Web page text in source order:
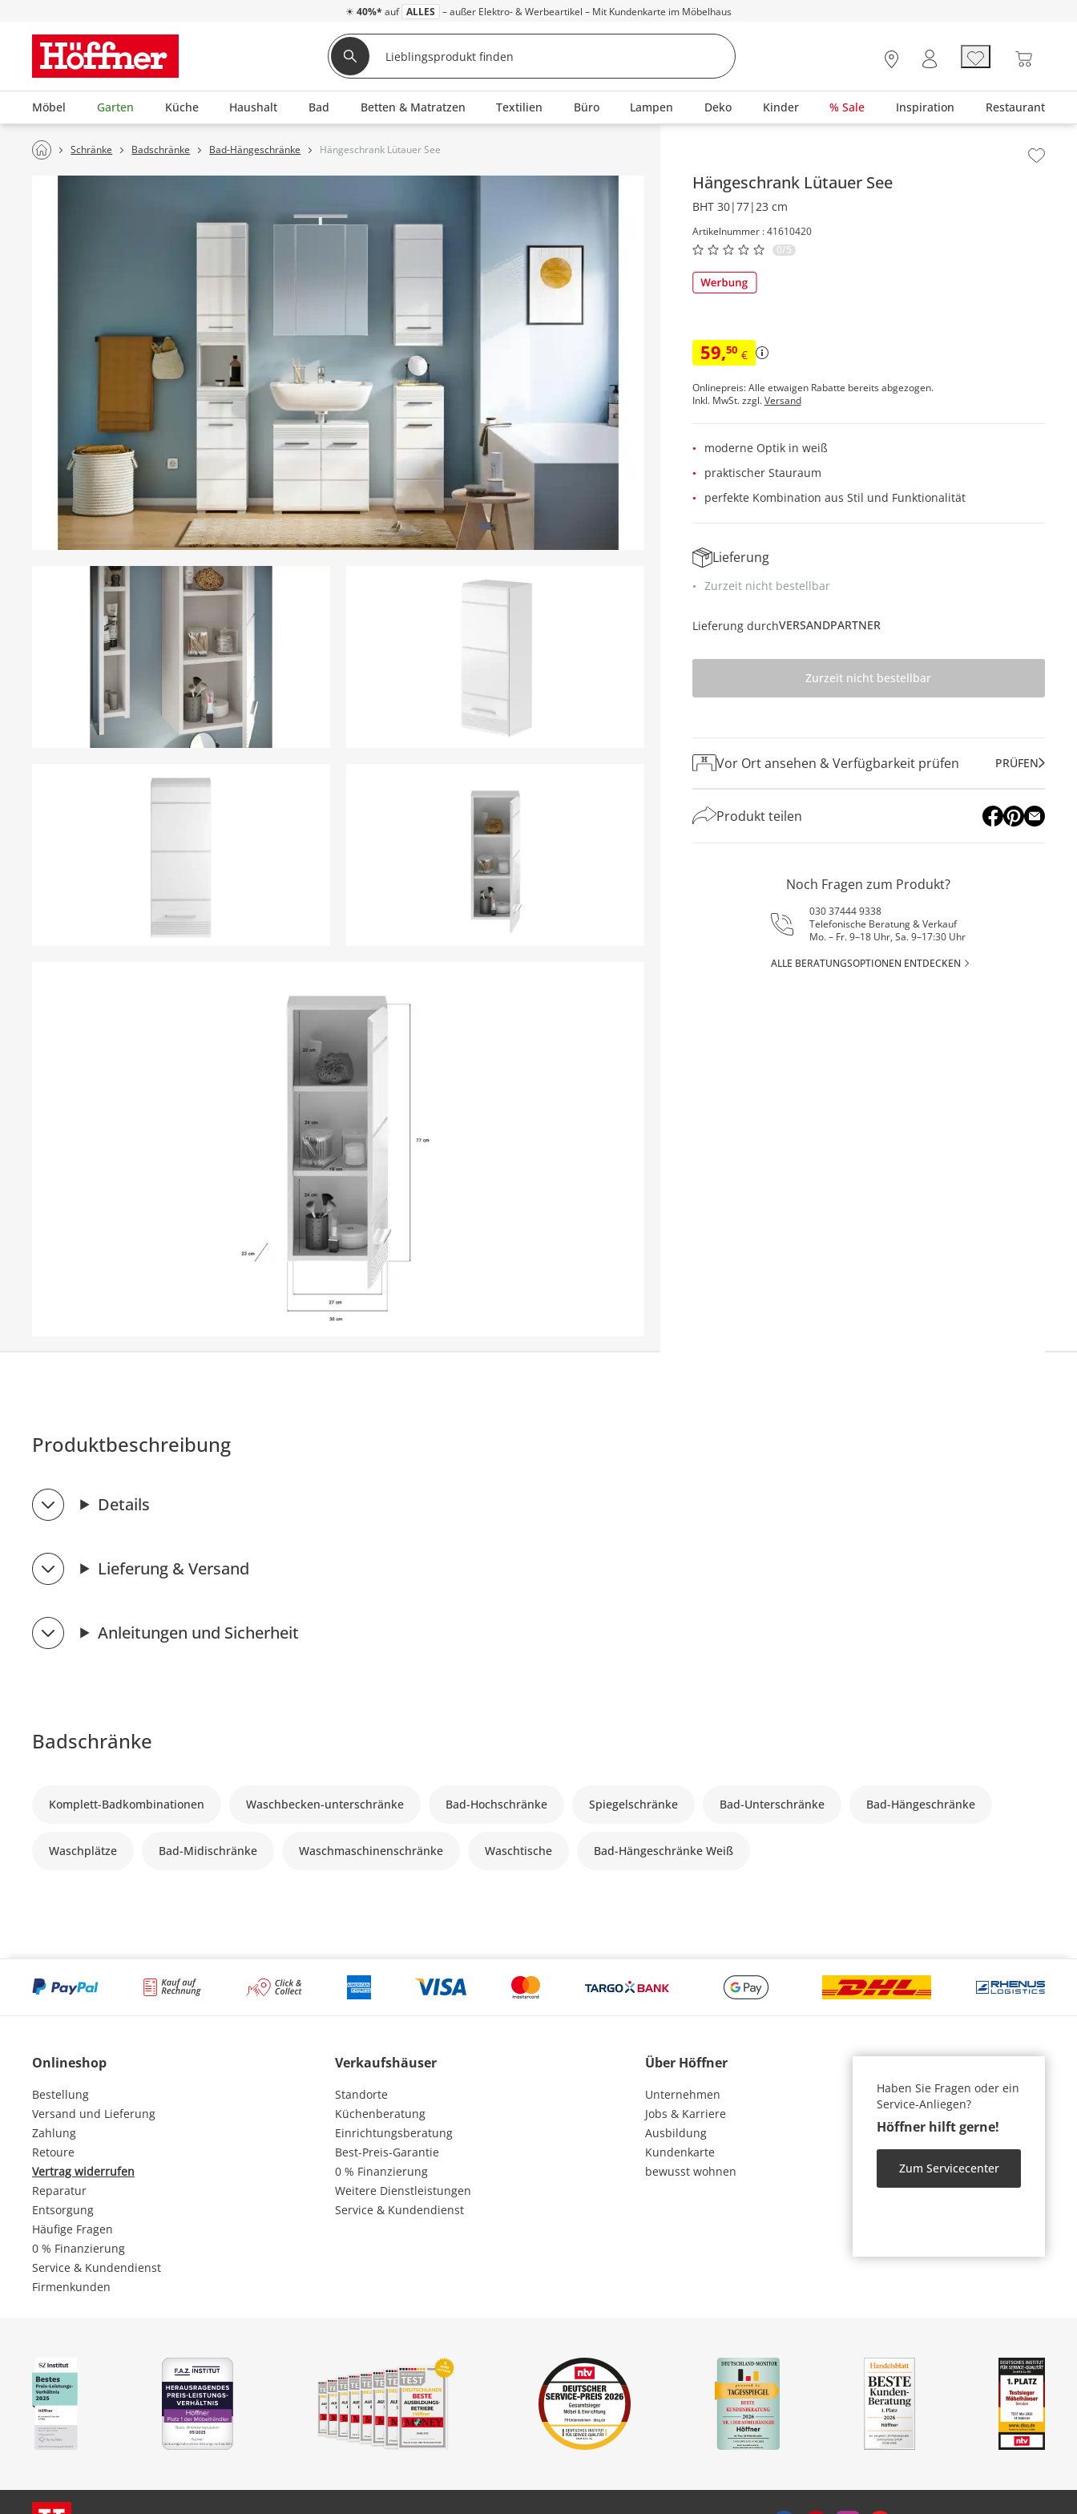
☀ 40%* auf ALLES – außer Elektro- & Werbeartikel – Mit Kundenkarte im Möbelhaus
Möbel Garten Küche Haushalt Bad Betten & Matratzen Textilien Büro Lampen Deko Kinder % Sale Inspiration Restaurant
Schränke Badschränke Bad-Hängeschränke Hängeschrank Lütauer See
Hängeschrank Lütauer See
BHT 30|77|23 cm
Artikelnummer : 41610420
0/5
59,50 €
Onlinepreis: Alle etwaigen Rabatte bereits abgezogen.
Inkl. MwSt. zzgl.Versand
moderne Optik in weiß
praktischer Stauraum
perfekte Kombination aus Stil und Funktionalität
Lieferung
Zurzeit nicht bestellbar
Lieferung durchVERSANDPARTNER
Zurzeit nicht bestellbar
Vor Ort ansehen & Verfügbarkeit prüfen PRÜFEN
Produkt teilen
Noch Fragen zum Produkt?
030 37444 9338
Telefonische Beratung & Verkauf
Mo. – Fr. 9–18 Uhr, Sa. 9–17:30 Uhr
ALLE BERATUNGSOPTIONEN ENTDECKEN
Produktbeschreibung
Details
Lieferung & Versand
Anleitungen und Sicherheit
Badschränke
Komplett-Badkombinationen Waschbecken-unterschränke Bad-Hochschränke Spiegelschränke Bad-Unterschränke Bad-Hängeschränke
Waschplätze Bad-Midischränke Waschmaschinenschränke Waschtische Bad-Hängeschränke Weiß
Onlineshop
Bestellung
Versand und Lieferung
Zahlung
Retoure
Vertrag widerrufen
Reparatur
Entsorgung
Häufige Fragen
0 % Finanzierung
Service & Kundendienst
Firmenkunden
Verkaufshäuser
Standorte
Küchenberatung
Einrichtungsberatung
Best-Preis-Garantie
0 % Finanzierung
Weitere Dienstleistungen
Service & Kundendienst
Über Höffner
Unternehmen
Jobs & Karriere
Ausbildung
Kundenkarte
bewusst wohnen
Haben Sie Fragen oder ein
Service-Anliegen?
Höffner hilft gerne!
Zum Servicecenter